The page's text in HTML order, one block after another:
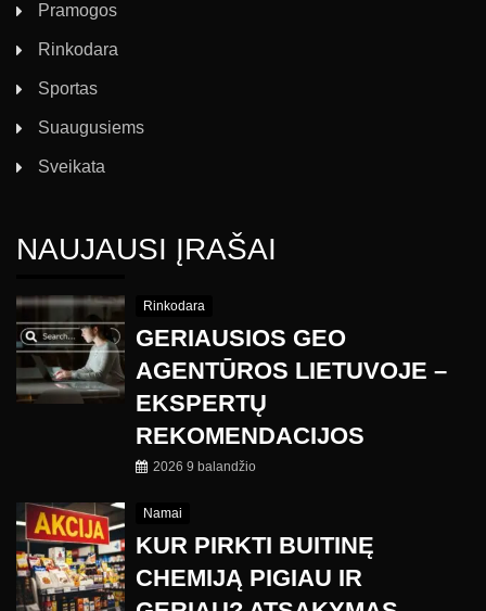
Pramogos
Rinkodara
Sportas
Suaugusiems
Sveikata
NAUJAUSI ĮRAŠAI
Rinkodara
GERIAUSIOS GEO
AGENTŪROS LIETUVOJE –
EKSPERTŲ
REKOMENDACIJOS
2026 9 balandžio
Namai
KUR PIRKTI BUITINĘ
CHEMIJĄ PIGIAU IR